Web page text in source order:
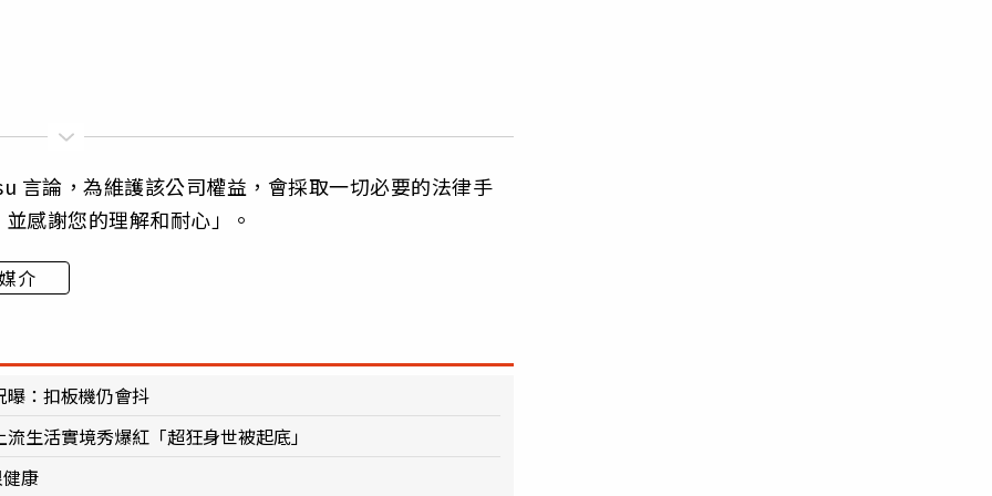
言論，為維護該公司權益，會採取一切必要的法律手
感謝您的理解和耐心」。
媒介
曝：扣板機仍會抖
生活實境秀爆紅「超狂身世被起底」
康